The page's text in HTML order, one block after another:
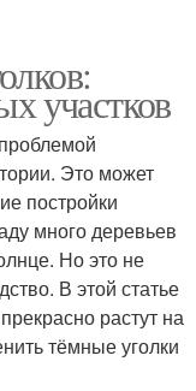
участков
Это может
постройки
много деревьев
Но это не
В этой статье
растут на
тёмные уголки